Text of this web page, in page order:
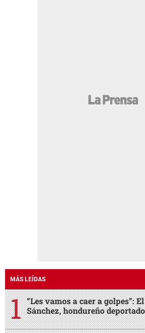
MÁS LEÍDAS
“Les vamos a caer a golpes”:
Sánchez, hondureño